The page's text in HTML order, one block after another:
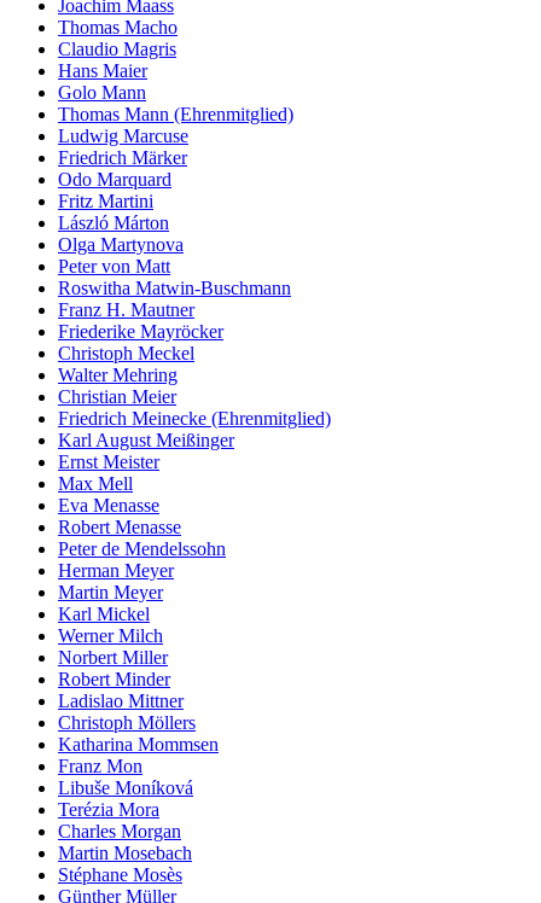
Joachim Maass
Thomas Macho
Claudio Magris
Hans Maier
Golo Mann
Thomas Mann (Ehrenmitglied)
Ludwig Marcuse
Friedrich Märker
Odo Marquard
Fritz Martini
László Márton
Olga Martynova
Peter von Matt
Roswitha Matwin-Buschmann
Franz H. Mautner
Friederike Mayröcker
Christoph Meckel
Walter Mehring
Christian Meier
Friedrich Meinecke (Ehrenmitglied)
Karl August Meißinger
Ernst Meister
Max Mell
Eva Menasse
Robert Menasse
Peter de Mendelssohn
Herman Meyer
Martin Meyer
Karl Mickel
Werner Milch
Norbert Miller
Robert Minder
Ladislao Mittner
Christoph Möllers
Katharina Mommsen
Franz Mon
Libuše Moníková
Terézia Mora
Charles Morgan
Martin Mosebach
Stéphane Mosès
Günther Müller